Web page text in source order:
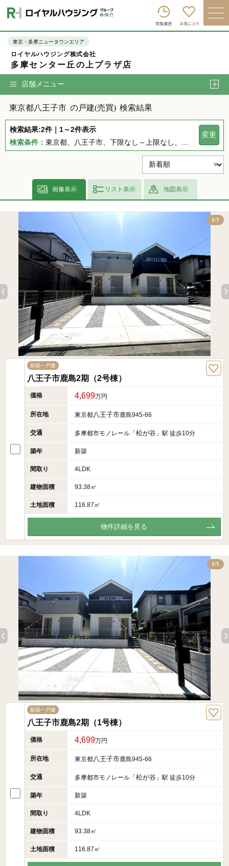
東京・多摩ニュータウンエリア
ロイヤルハウジング株式会社
多摩センター丘の上プラザ店
店舗メニュー
東京都八王子市 の戸建(売買) 検索結果
検索結果:2件｜1～2件表示
検索条件： 東京都、八王子市、下限なし～上限なし、指定しない、指定なし、指定しない、下限なし～上限なし、指定なし
変更
画像表示 リスト表示 地図表示
1/5
新築一戸建
八王子市鹿島2期（2号棟）
価格 4,699万円
所在地 東京都八王子市鹿島945-66
交通 多摩都市モノレール「 松が谷 」駅 徒歩10分
築年 新築
間取り 4LDK
建物面積 93.38㎡
土地面積 116.87㎡
物件詳細を見る
1/5
新築一戸建
八王子市鹿島2期（1号棟）
価格 4,699万円
所在地 東京都八王子市鹿島945-66
交通 多摩都市モノレール「 松が谷 」駅 徒歩10分
築年 新築
間取り 4LDK
建物面積 93.38㎡
土地面積 116.87㎡
ロイヤルハウジンググループトップへ
買いたい
売りたい
借りたい
貸したい
企業情報
会員登録